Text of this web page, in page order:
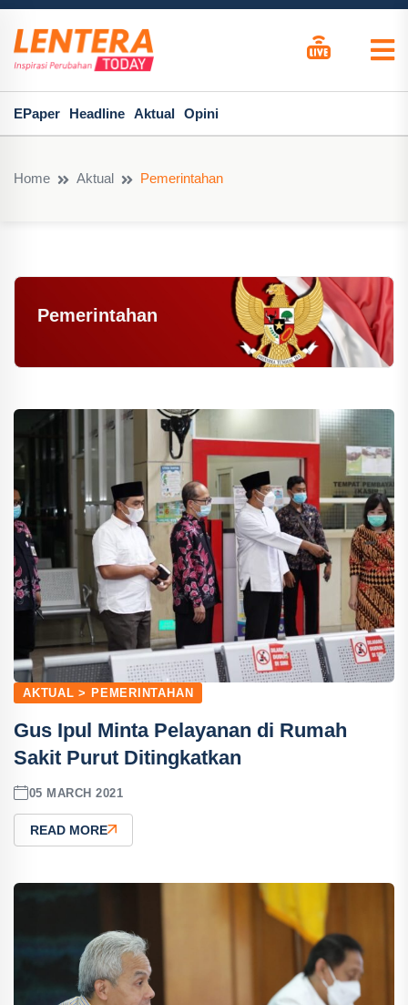
EPaper Headline Aktual Opini
Home Aktual Pemerintahan
Pemerintahan
AKTUAL > PEMERINTAHAN
Gus Ipul Minta Pelayanan di Rumah
Sakit Purut Ditingkatkan
05 MARCH 2021
READ MORE